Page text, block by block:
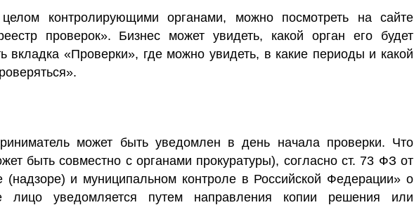
контролирующими органами, можно посмотреть на сайте
проверок». Бизнес может увидеть, какой орган его будет
вкладка «Проверки», где можно увидеть, в какие периоды и какой
может быть уведомлен в день начала проверки. Что
быть совместно с органами прокуратуры), согласно ст. 73 ФЗ от
и муниципальном контроле в Российской Федерации» о
лицо уведомляется путем направления копии решения или